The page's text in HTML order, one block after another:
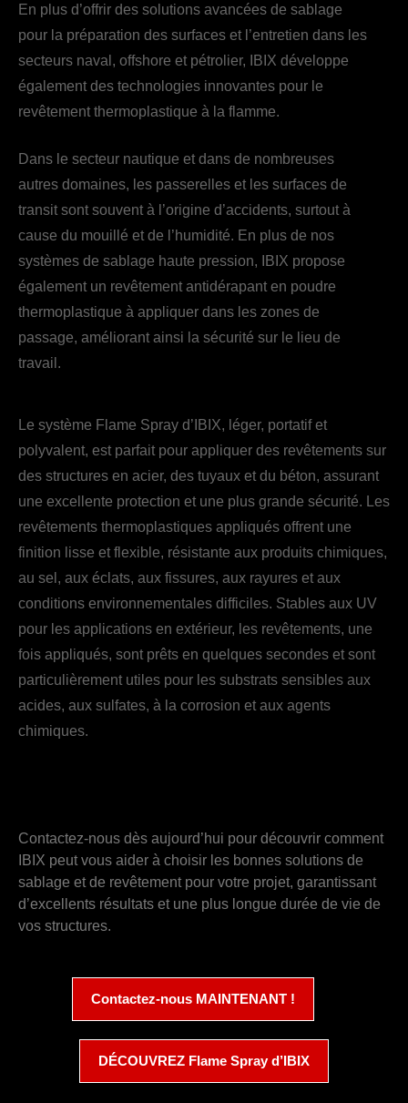
En plus d’offrir des solutions avancées de sablage
pour la préparation des surfaces et l’entretien dans les
secteurs naval, offshore et pétrolier, IBIX développe
également des technologies innovantes pour le
revêtement thermoplastique à la flamme.
Dans le secteur nautique et dans de nombreuses
autres domaines, les passerelles et les surfaces de
transit sont souvent à l’origine d’accidents, surtout à
cause du mouillé et de l’humidité. En plus de nos
systèmes de sablage haute pression, IBIX propose
également un revêtement antidérapant en poudre
thermoplastique à appliquer dans les zones de
passage, améliorant ainsi la sécurité sur le lieu de
travail.
Le système Flame Spray d’IBIX, léger, portatif et
polyvalent, est parfait pour appliquer des revêtements sur
des structures en acier, des tuyaux et du béton, assurant
une excellente protection et une plus grande sécurité. Les
revêtements thermoplastiques appliqués offrent une
finition lisse et flexible, résistante aux produits chimiques,
au sel, aux éclats, aux fissures, aux rayures et aux
conditions environnementales difficiles. Stables aux UV
pour les applications en extérieur, les revêtements, une
fois appliqués, sont prêts en quelques secondes et sont
particulièrement utiles pour les substrats sensibles aux
acides, aux sulfates, à la corrosion et aux agents
chimiques.
Contactez-nous dès aujourd’hui pour découvrir comment
IBIX peut vous aider à choisir les bonnes solutions de
sablage et de revêtement pour votre projet, garantissant
d’excellents résultats et une plus longue durée de vie de
vos structures.
Contactez-nous MAINTENANT !
DÉCOUVREZ Flame Spray d’IBIX